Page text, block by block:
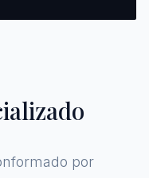
por